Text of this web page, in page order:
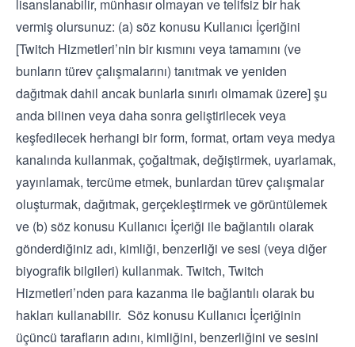
lisanslanabilir, münhasır olmayan ve telifsiz bir hak
vermiş olursunuz: (a) söz konusu Kullanıcı İçeriğini
[Twitch Hizmetleri’nin bir kısmını veya tamamını (ve
bunların türev çalışmalarını) tanıtmak ve yeniden
dağıtmak dahil ancak bunlarla sınırlı olmamak üzere] şu
anda bilinen veya daha sonra geliştirilecek veya
keşfedilecek herhangi bir form, format, ortam veya medya
kanalında kullanmak, çoğaltmak, değiştirmek, uyarlamak,
yayınlamak, tercüme etmek, bunlardan türev çalışmalar
oluşturmak, dağıtmak, gerçekleştirmek ve görüntülemek
ve (b) söz konusu Kullanıcı İçeriği ile bağlantılı olarak
gönderdiğiniz adı, kimliği, benzerliği ve sesi (veya diğer
biyografik bilgileri) kullanmak. Twitch, Twitch
Hizmetleri’nden para kazanma ile bağlantılı olarak bu
hakları kullanabilir. Söz konusu Kullanıcı İçeriğinin
üçüncü tarafların adını, kimliğini, benzerliğini ve sesini